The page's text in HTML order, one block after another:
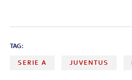
TAG:
SERIE A JUVENTUS